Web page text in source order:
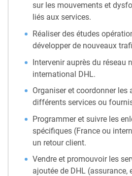
sur les mouvements et
liés aux services.
Réaliser des études
développer de nouveaux
Intervenir auprès du réseau
international DHL.
Organiser et coordonner les
différents services ou
Programmer et suivre les
spécifiques (France ou
un retour client.
Vendre et promouvoir les
ajoutée de DHL (assurance,